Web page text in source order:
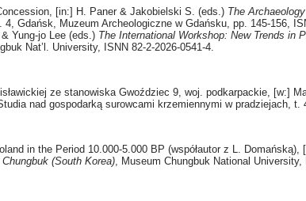
[in:] H. Paner & Jakobielski S. (eds.) The
Gdańsk, Muzeum Archeologiczne w Gdańsku, pp. 145-156,
Yung-jo Lee (eds.) The International Workshop: New Trends in
Nat’l. University, ISNN 82-2-2026-0541-4.
ze stanowiska Gwoździec 9, woj. podkarpackie, [w:]
nad gospodarką surowcami krzemiennymi w pradziejach, t.
in the Period 10.000-5.000 BP (współautor z L. Domańską),
(South Korea) , Museum Chungbuk National University,